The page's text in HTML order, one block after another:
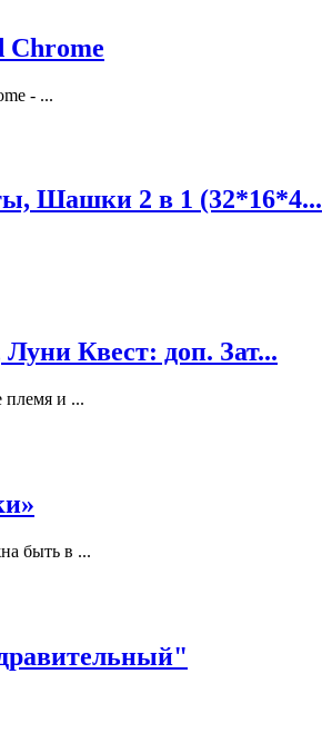
Chrome
- ...
Шашки 2 в 1 (32*16*4...
Квест: доп. Зат...
племя и ...
быть в ...